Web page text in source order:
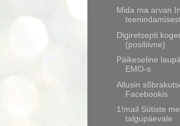
Mida ma arvan
Digiretsepti
(positiivne)
Päikeseline
EMO-s
Allusin
Facebookis
1!mail Sütiste
talgupäevale